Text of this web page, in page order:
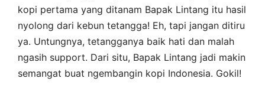
kopi pertama yang ditanam Bapak Lintang itu hasil
nyolong dari kebun tetangga! Eh, tapi jangan ditiru
ya. Untungnya, tetangganya baik hati dan malah
ngasih support. Dari situ, Bapak Lintang jadi makin
semangat buat ngembangin kopi Indonesia. Gokil!